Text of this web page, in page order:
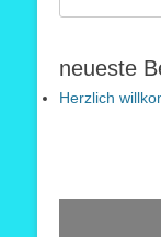
neueste
Herzlich